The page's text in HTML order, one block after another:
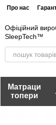
Про нас
Офіційний
SleepTech™
Матраци
топери